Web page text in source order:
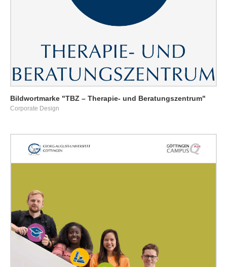
Bildwortmarke "TBZ – Therapie- und Beratungszentrum"
Corporate Design